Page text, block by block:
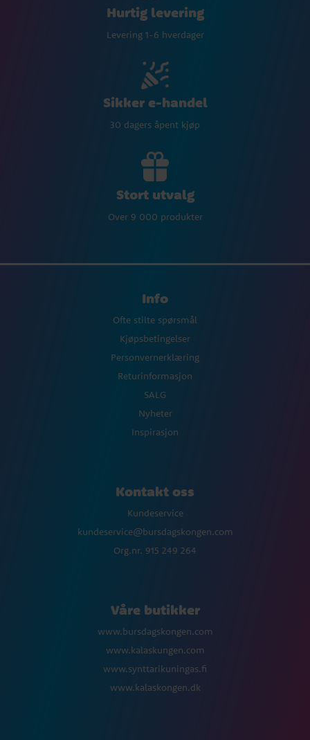
Hurtig levering
Levering 1-6 hverdager
Sikker e-handel
30 dagers åpent kjøp
Stort utvalg
Over 9 000 produkter
Info
Ofte stilte spørsmål
Kjøpsbetingelser
Personvernerklæring
Returinformasjon
SALG
Nyheter
Inspirasjon
Kontakt oss
Kundeservice
kundeservice@bursdagskongen.com
Org.nr. 915 249 264
Våre butikker
www.bursdagskongen.com
www.kalaskungen.com
www.synttarikuningas.fi
www.kalaskongen.dk